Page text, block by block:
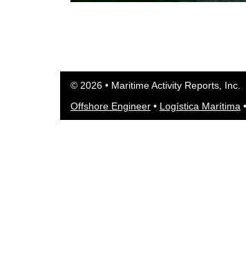
© 2026 • Maritime Activity Reports, Inc.
Offshore Engineer • Logística Marítima •